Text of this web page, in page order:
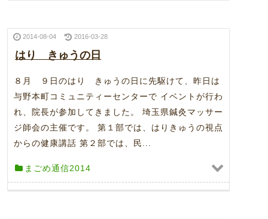
2014-08-04 2016-03-28
はり きゅうの日
８月 ９日のはり きゅうの日に先駆けて、昨日は
与野本町コミュニティーセンターで イベントが行わ
れ、院長が参加してきました。 埼玉県鍼灸マッサー
ジ師会の主催です。 第１部では、はりきゅうの視点
からの健康講話 第２部では、民...
まごめ通信2014